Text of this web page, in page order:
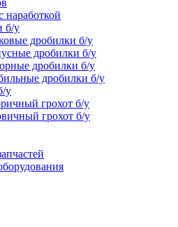
наработкой
б/у
дробилки б/у
дробилки б/у
дробилки б/у
дробилки б/у
у
грохот б/у
грохот б/у